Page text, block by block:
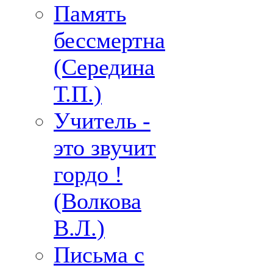
Память
бессмертна
(Середина
Т.П.)
Учитель -
это звучит
гордо !
(Волкова
В.Л.)
Письма с